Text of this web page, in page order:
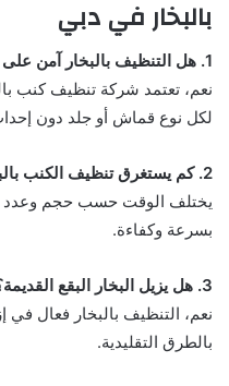
بالبخار في دبي
1. هل التنظيف بالبخار آمن على جميع أنواع الكنب؟
نعم، تعتمد شركة تنظيف كنب
لكل نوع قماش أو جلد دون
2. كم يستغرق تنظيف الكنب بالبخار في دبي؟
يختلف الوقت حسب حجم وعدد
بسرعة وكفاءة.
3. هل يزيل البخار البقع القديمة؟
نعم، التنظيف بالبخار فعال في
بالطرق التقليدية.